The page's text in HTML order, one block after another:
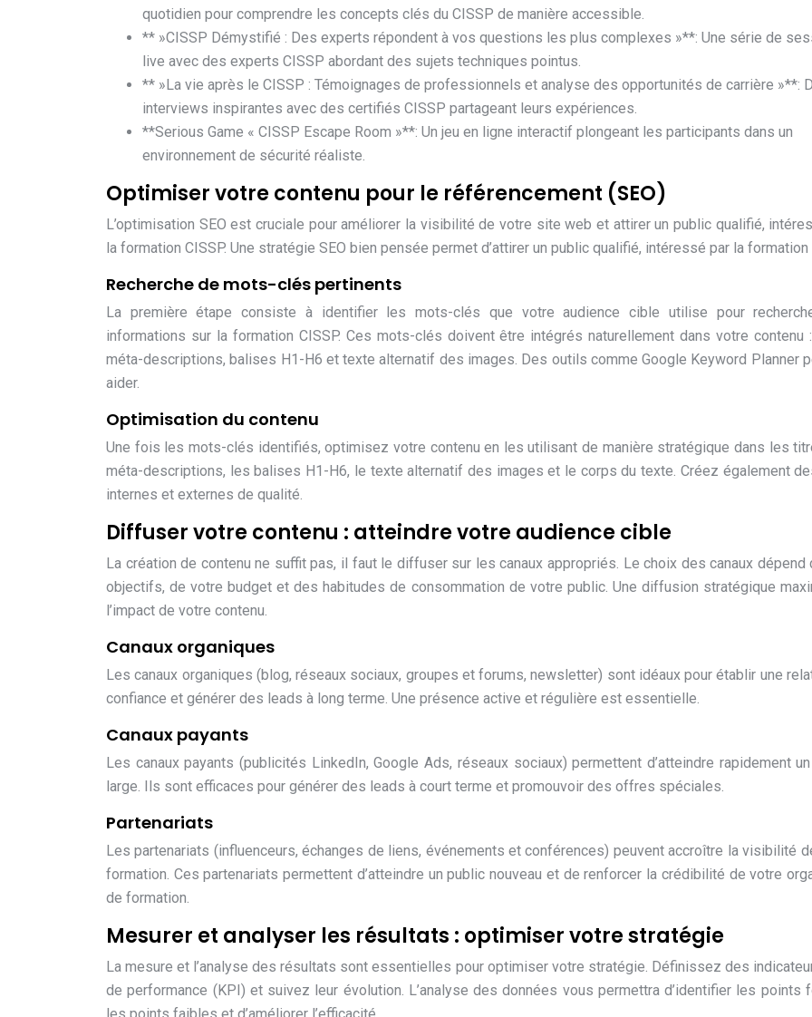
quotidien pour comprendre les concepts clés du CISSP de manière accessible.
** »CISSP Démystifié : Des experts répondent à vos questions les plus complexes »**: Une série de
live avec des experts CISSP abordant des sujets techniques pointus.
** »La vie après le CISSP : Témoignages de professionnels et analyse des opportunités de carrière »**:
interviews inspirantes avec des certifiés CISSP partageant leurs expériences.
**Serious Game « CISSP Escape Room »**: Un jeu en ligne interactif plongeant les participants dans un
environnement de sécurité réaliste.
Optimiser votre contenu pour le référencement (SEO)
L’optimisation SEO est cruciale pour améliorer la visibilité de votre site web et attirer un public qualifié,
la formation CISSP. Une stratégie SEO bien pensée permet d’attirer un public qualifié, intéressé par la formation
Recherche de mots-clés pertinents
La première étape consiste à identifier les mots-clés que votre audience cible utilise pour
informations sur la formation CISSP. Ces mots-clés doivent être intégrés naturellement dans votre contenu
méta-descriptions, balises H1-H6 et texte alternatif des images. Des outils comme Google Keyword Planner
aider.
Optimisation du contenu
Une fois les mots-clés identifiés, optimisez votre contenu en les utilisant de manière stratégique dans les
méta-descriptions, les balises H1-H6, le texte alternatif des images et le corps du texte. Créez également
internes et externes de qualité.
Diffuser votre contenu : atteindre votre audience cible
La création de contenu ne suffit pas, il faut le diffuser sur les canaux appropriés. Le choix des canaux dépend
objectifs, de votre budget et des habitudes de consommation de votre public. Une diffusion stratégique
l’impact de votre contenu.
Canaux organiques
Les canaux organiques (blog, réseaux sociaux, groupes et forums, newsletter) sont idéaux pour établir une
confiance et générer des leads à long terme. Une présence active et régulière est essentielle.
Canaux payants
Les canaux payants (publicités LinkedIn, Google Ads, réseaux sociaux) permettent d’atteindre rapidement
large. Ils sont efficaces pour générer des leads à court terme et promouvoir des offres spéciales.
Partenariats
Les partenariats (influenceurs, échanges de liens, événements et conférences) peuvent accroître la visibilité
formation. Ces partenariats permettent d’atteindre un public nouveau et de renforcer la crédibilité de votre
de formation.
Mesurer et analyser les résultats : optimiser votre stratégie
La mesure et l’analyse des résultats sont essentielles pour optimiser votre stratégie. Définissez des
de performance (KPI) et suivez leur évolution. L’analyse des données vous permettra d’identifier les points